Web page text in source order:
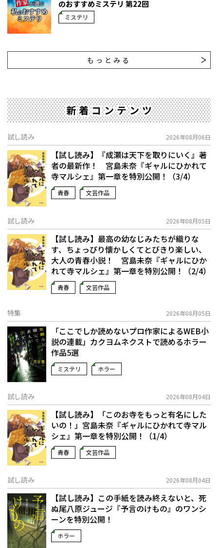
のおすすめミステリ 第22回
ミステリ
もっとみる
新着コンテンツ
試し読み 2026年08月06日
【試し読み】『成瀬は天下を取りにいく』著
者の最新作！ 宮島未奈『ギャルにひかれて
寺マルシェ』第一章を特別公開！（3/4）
青春 文芸作品
試し読み 2026年08月05日
【試し読み】最高の幼なじみたちが織りな
す、ちょっぴり懐かしくてとびきり楽しい、
大人の青春小説！ 宮島未奈『ギャルにひか
れて寺マルシェ』第一章を特別公開！（2/4）
青春 文芸作品
特集 2026年08月05日
「ここでしか読めないプロ作家によるWEB小
説の連載」――カクヨムネクストで読めるホラー
作品5選
ミステリ ホラー
試し読み 2026年08月04日
【試し読み】「このお寺をもっと有名にした
いの！」宮島未奈『ギャルにひかれて寺マル
シェ』第一章を特別公開！（1/4）
青春 文芸作品
試し読み 2026年08月04日
【試し読み】この手紙を読み終えないと、死
ぬ――尾八原ジュージ『予言のけもの』のワンシ
ーンを特別公開！
ホラー